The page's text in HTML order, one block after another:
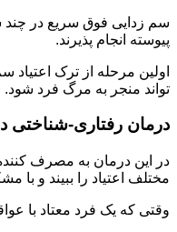
پیوسته انجام پذیرند.
اولین مرحله از ترک
تواند منجر به مرگ فرد شود.
درمان رفتاری-شناختی
مختلف اعتیاد را ببیند و با
وقتی که یک فرد معتاد با